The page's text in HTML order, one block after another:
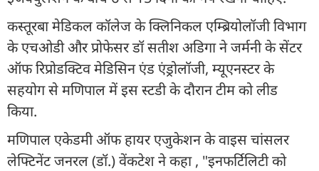
कस्तूरबा मेडिकल कॉलेज के क्लिनिकल एम्ब्रियोलॉजी विभाग
के एचओडी और प्रोफेसर डॉ सतीश अडिगा ने जर्मनी के सेंटर
ऑफ रिप्रोडक्टिव मेडिसिन एंड एंड्रोलॉजी, म्यूएनस्टर के
सहयोग से मणिपाल में इस स्टडी के दौरान टीम को लीड
किया.
मणिपाल एकेडमी ऑफ हायर एजुकेशन के वाइस चांसलर
लेफ्टिनेंट जनरल (डॉ.) वेंकटेश ने कहा , "इनफर्टिलिटी को